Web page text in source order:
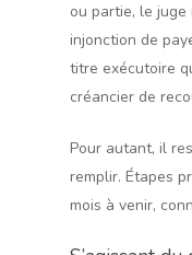
ou partie, le
injonction de
titre exécutoire
créancier de
Pour autant, il
remplir. Étapes
mois à venir,